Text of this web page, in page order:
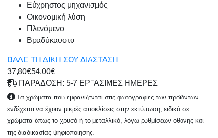
Εύχρηστος μηχανισμός
Οικονομική λύση
Πλενόμενο
Βραδύκαυστο
ΒΑΛΕ ΤΗ ΔΙΚΗ ΣΟΥ ΔΙΑΣΤΑΣΗ
37,80€54,00€
ΠΑΡΑΔΟΣΗ: 5-7 ΕΡΓΑΣΙΜΕΣ ΗΜΕΡΕΣ
Τα χρώματα που εμφανίζονται στις φωτογραφίες των προϊόντων
ενδέχεται να έχουν μικρές αποκλίσεις στην εκτύπωση, ειδικά σε
χρώματα όπως το χρυσό ή το μεταλλικό, λόγω ρυθμίσεων οθόνης και
της διαδικασίας ψηφιοποίησης.